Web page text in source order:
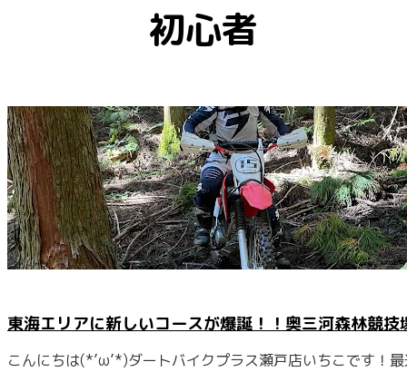
初心者
東海エリアに新しいコースが爆誕！！奥三河森林競技
こんにちは(*’ω’*)ダートバイクプラス瀬戸店いちこです！